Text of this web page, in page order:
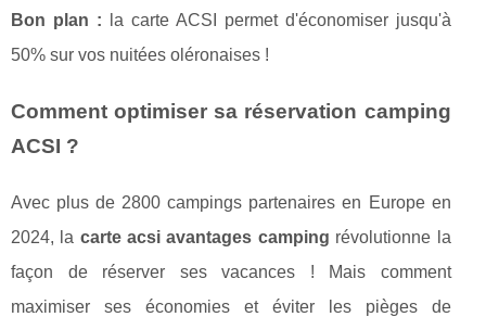
Bon plan : la carte ACSI permet d'économiser jusqu'à
50% sur vos nuitées oléronaises !
Comment optimiser sa réservation camping
ACSI ?
Avec plus de 2800 campings partenaires en Europe en
2024, la carte acsi avantages camping révolutionne la
façon de réserver ses vacances ! Mais comment
maximiser ses économies et éviter les pièges de